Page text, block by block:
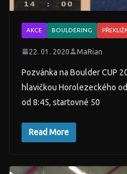
AKCE BOULDERING
22. 01. 2020 MaRian
Pozvánka na Boulder CUP
hlavičkou Horolezeckého
od 8:45, startovné 50
Read More